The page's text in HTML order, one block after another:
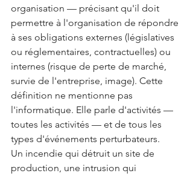
organisation — précisant qu'il doit
permettre à l'organisation de répondre
à ses obligations externes (législatives
ou réglementaires, contractuelles) ou
internes (risque de perte de marché,
survie de l'entreprise, image). Cette
définition ne mentionne pas
l'informatique. Elle parle d'activités —
toutes les activités — et de tous les
types d'événements perturbateurs.
Un incendie qui détruit un site de
production, une intrusion qui